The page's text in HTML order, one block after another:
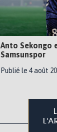
Anto Sekongo
Samsunspor
Publié le 4 août